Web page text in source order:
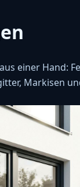
einer Hand:
Markisen